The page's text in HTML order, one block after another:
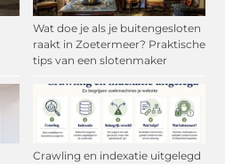
Wat doe je als je buitengesloten
raakt in Zoetermeer? Praktische
tips van een slotenmaker
Crawling en indexatie uitgelegd